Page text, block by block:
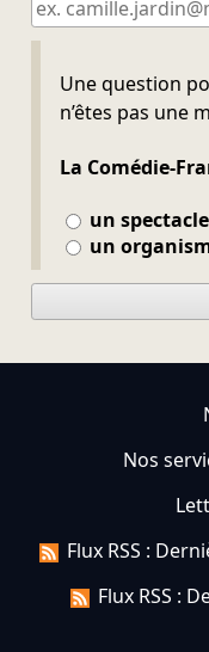
Une question
n’êtes pas une
La Comédie-
un spectacle
un
Ne pas remplir
Nos
Flux RSS :
Flux RSS :